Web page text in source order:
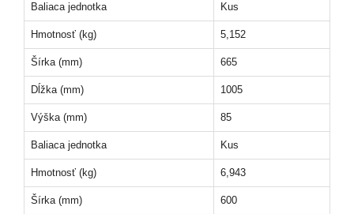
Baliaca jednotka Kus
Hmotnosť (kg) 5,152
Šírka (mm) 665
Dĺžka (mm) 1005
Výška (mm) 85
Baliaca jednotka Kus
Hmotnosť (kg) 6,943
Šírka (mm) 600